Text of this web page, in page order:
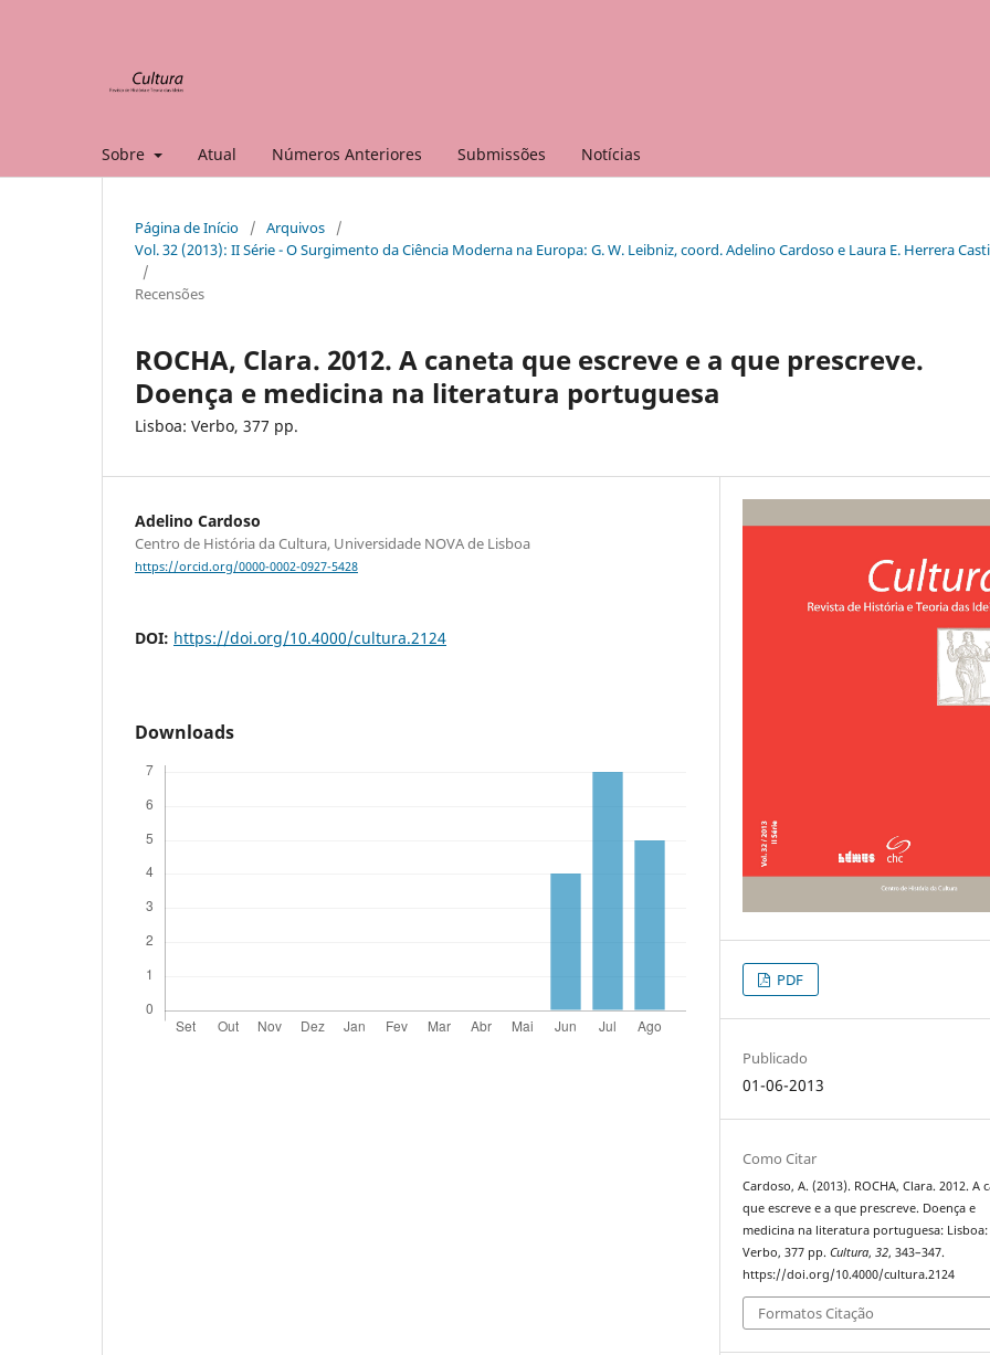
Sobre Atual Números Anteriores Submissões Notícias
Página de Início / Arquivos
/
Vol. 32 (2013): II Série - O Surgimento da Ciência Moderna na Europa: G. W. Leibniz, coord. Adelino Cardoso e Laura E. Herrera
/
Recensões
ROCHA, Clara. 2012. A caneta que escreve e a que prescreve.
Doença e medicina na literatura portuguesa
Lisboa: Verbo, 377 pp.
Adelino Cardoso
Centro de História da Cultura, Universidade NOVA de Lisboa
https://orcid.org/0000-0002-0927-5428
DOI: https://doi.org/10.4000/cultura.2124
Downloads
PDF
Publicado
01-06-2013
Como Citar
Cardoso, A. (2013). ROCHA, Clara. 2012. A
que escreve e a que prescreve. Doença e
medicina na literatura portuguesa: Lisboa:
Verbo, 377 pp.Cultura,32, 343–347.
https://doi.org/10.4000/cultura.2124
Formatos Citação